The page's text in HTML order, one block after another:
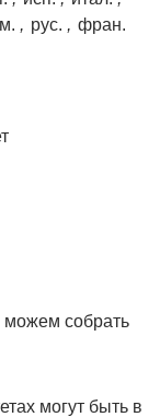
, рус. , фран.
можем собрать
могут быть в